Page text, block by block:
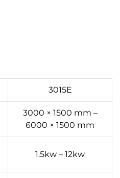
3015E
3000 × 1500 mm –
6000 × 1500 mm
1.5kw – 12kw